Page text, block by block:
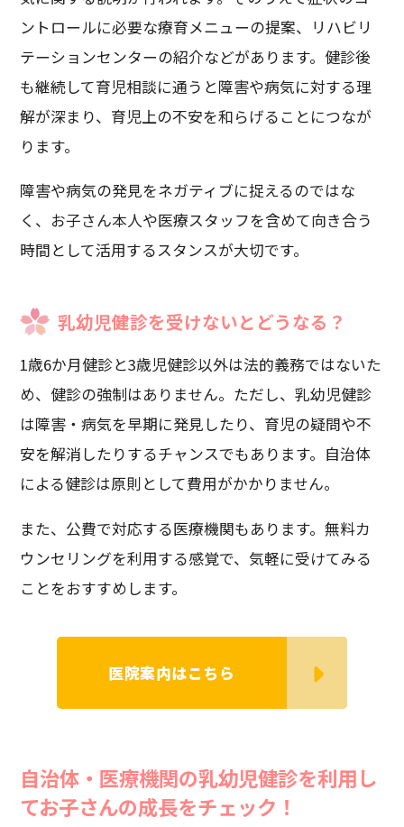
ントロールに必要な療育メニューの提案、リハビリ
テーションセンターの紹介などがあります。健診後
も継続して育児相談に通うと障害や病気に対する理
解が深まり、育児上の不安を和らげることにつなが
ります。
障害や病気の発見をネガティブに捉えるのではな
く、お子さん本人や医療スタッフを含めて向き合う
時間として活用するスタンスが大切です。
乳幼児健診を受けないとどうなる？
1歳6か月健診と3歳児健診以外は法的義務ではないた
め、健診の強制はありません。ただし、乳幼児健診
は障害・病気を早期に発見したり、育児の疑問や不
安を解消したりするチャンスでもあります。自治体
による健診は原則として費用がかかりません。
また、公費で対応する医療機関もあります。無料カ
ウンセリングを利用する感覚で、気軽に受けてみる
ことをおすすめします。
医院案内はこちら
自治体・医療機関の乳幼児健診を利用し
てお子さんの成長をチェック！